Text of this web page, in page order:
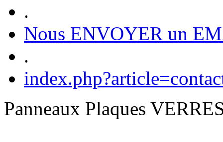
.
Nous ENVOYER un
.
Panneaux Plaques